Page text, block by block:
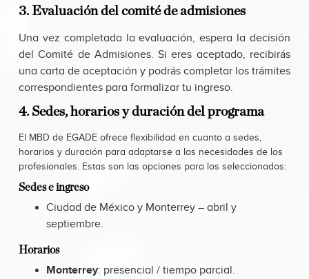
3. Evaluación del comité de admisiones
Una vez completada la evaluación, espera la decisión
del Comité de Admisiones. Si eres aceptado, recibirás
una carta de aceptación y podrás completar los trámites
correspondientes para formalizar tu ingreso.
4. Sedes, horarios y duración del programa
El MBD de EGADE ofrece flexibilidad en cuanto a sedes,
horarios y duración para adaptarse a las necesidades de los
profesionales. Estas son las opciones para los seleccionados:
Sedes e ingreso
Ciudad de México y Monterrey – abril y
septiembre.
Horarios
Monterrey: presencial / tiempo parcial.